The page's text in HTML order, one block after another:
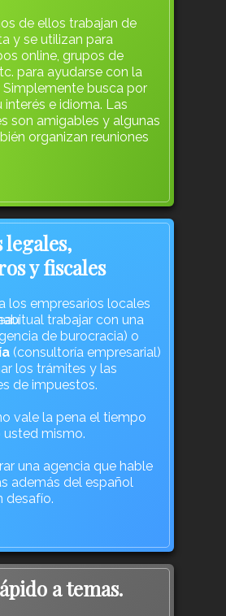
de ellos trabajan de
y se utilizan para
online, grupos de
para ayudarse con la
busca por
e idioma. Las
son amigables y algunas
organizan reuniones
legales,
y fiscales
los empresarios locales
trabajar con una
de burocracia) o
(consultoría empresarial)
los trámites y las
de impuestos.
vale la pena el tiempo
usted mismo.
una agencia que hable
además del español
desafío.
a temas.